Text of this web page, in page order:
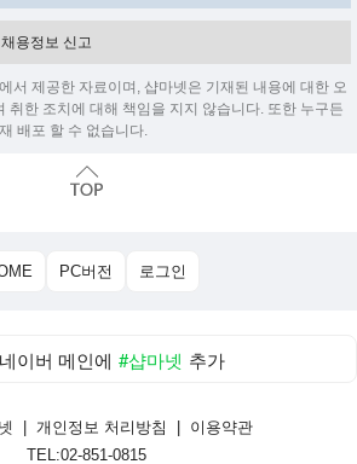
용정보 신고
서 제공한 자료이며, 샵마넷은 기재된 내용에 대한 오
취한 조치에 대해 책임을 지지 않습니다. 또한 누구든
배포 할 수 없습니다.
PC버전 로그인
네이버 메인에 #샵마넷 추가
개인정보 처리방침
이용약관
TEL:02-851-0815